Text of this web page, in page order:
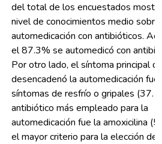
del total de los encuestados
nivel de conocimientos medio sobre
automedicación con antibióticos.
el 87.3% se automedicó con
Por otro lado, el síntoma principal
desencadenó la automedicación
síntomas de resfrío o gripales
antibiótico más empleado para la
automedicación fue la amoxicilina
el mayor criterio para la elección del